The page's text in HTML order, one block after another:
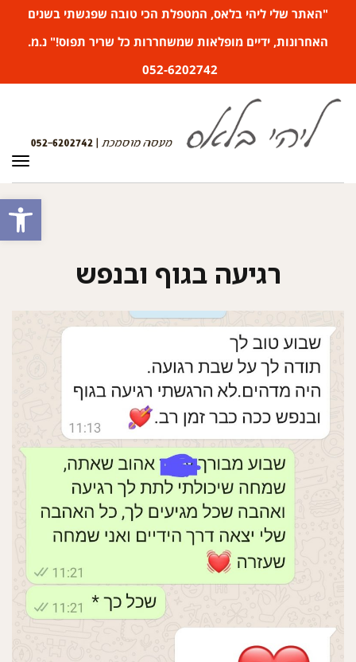
פתח
"האתר שלי ליהי בלאס, המטפלת הכי טובה שפגשתי בשנים
האחרונות, ידיים מופלאות שמשחררות כל שריר תפוס!" נ.מ.
052-6202742
רגיעה בגוף ובנפש